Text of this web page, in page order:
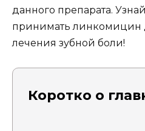
данного препарата.
принимать линкомицин
лечения зубной боли!
Коротко о